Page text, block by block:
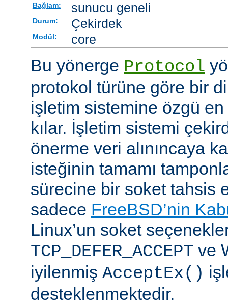
Bağlam: sunucu geneli
Durum: Çekirdek
Modül: core
Bu yönerge Protocol
protokol türüne göre bir
işletim sistemine özgü
kılar. İşletim sistemi
önerme veri alınıncaya
isteğinin tamamı
sürecine bir soket tahsis
sadece FreeBSD’nin
Linux’un soket
TCP_DEFER_ACCEPT ve
iyilenmiş AcceptEx()
desteklenmektedir.